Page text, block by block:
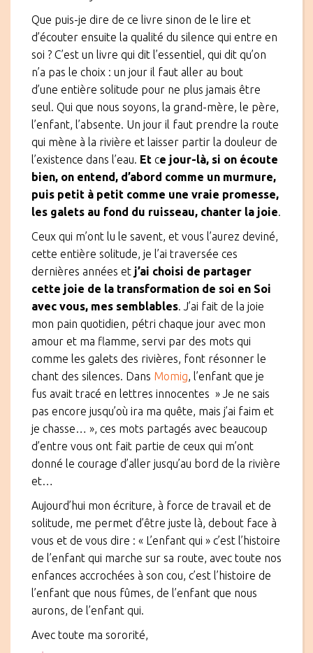
Que puis-je dire de ce livre sinon de le lire et
d’écouter ensuite la qualité du silence qui entre en
soi ? C’est un livre qui dit l’essentiel, qui dit qu’on
n’a pas le choix : un jour il faut aller au bout
d’une entière solitude pour ne plus jamais être
seul. Qui que nous soyons, la grand-mère, le père,
l’enfant, l’absente. Un jour il faut prendre la route
qui mène à la rivière et laisser partir la douleur de
l’existence dans l’eau. Et ce jour-là, si on écoute
bien, on entend, d’abord comme un murmure,
puis petit à petit comme une vraie promesse,
les galets au fond du ruisseau, chanter la joie.
Ceux qui m’ont lu le savent, et vous l’aurez deviné,
cette entière solitude, je l’ai traversée ces
dernières années et j’ai choisi de partager
cette joie de la transformation de soi en Soi
avec vous, mes semblables. J’ai fait de la joie
mon pain quotidien, pétri chaque jour avec mon
amour et ma flamme, servi par des mots qui
comme les galets des rivières, font résonner le
chant des silences. Dans Momig, l’enfant que je
fus avait tracé en lettres innocentes » Je ne sais
pas encore jusqu’où ira ma quête, mais j’ai faim et
je chasse… », ces mots partagés avec beaucoup
d’entre vous ont fait partie de ceux qui m’ont
donné le courage d’aller jusqu’au bord de la rivière
et…
Aujourd’hui mon écriture, à force de travail et de
solitude, me permet d’être juste là, debout face à
vous et de vous dire : « L’enfant qui » c’est l’histoire
de l’enfant qui marche sur sa route, avec toute nos
enfances accrochées à son cou, c’est l’histoire de
l’enfant que nous fûmes, de l’enfant que nous
aurons, de l’enfant qui.
Avec toute ma sororité,